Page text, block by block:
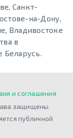
Санкт-
на-Дону,
Владивостоке
в
и соглашения
защищены
публичной